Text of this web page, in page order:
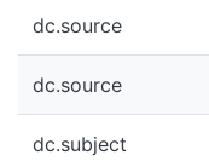
dc.source
dc.source
dc.subject